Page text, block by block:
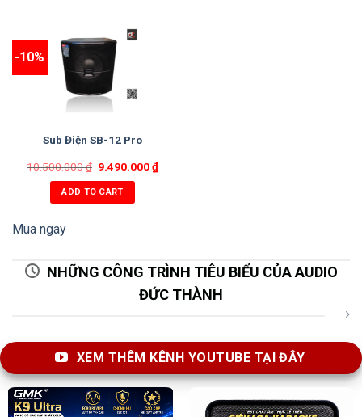
-10%
Sub Điện SB-12 Pro
10.500.000₫ 9.490.000₫
ADD TO CART
Mua ngay
NHỮNG CÔNG TRÌNH TIÊU BIỂU CỦA AUDIO
ĐỨC THÀNH
XEM THÊM KÊNH YOUTUBE TẠI ĐÂY